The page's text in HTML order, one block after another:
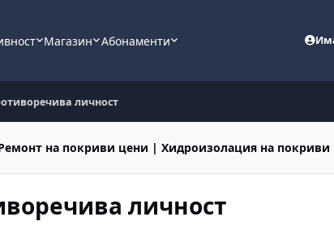
Магазин Абонаменти
личност
на покриви цени | Хидроизолация на покриви
личност